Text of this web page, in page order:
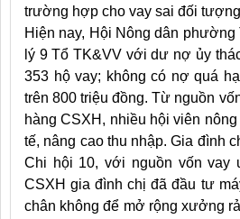
trường hợp cho vay sai đối
Hiện nay, Hội Nông dân phường
lý 9 Tổ TK&VV với dư nợ ủy
353 hộ vay; không có nợ quá
trên 800 triệu đồng. Từ nguồn
hàng CSXH, nhiều hội viên
tế, nâng cao thu nhập. Gia đình
Chi hội 10, với nguồn vốn vay
CSXH gia đình chị đã đầu tư
chân không để mở rộng xưởng